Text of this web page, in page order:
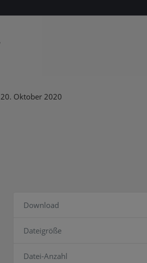
20. Oktober 2020
Download
Dateigröße
Datei-Anzahl